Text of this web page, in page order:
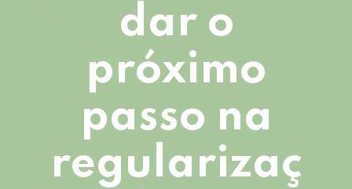
dar o
próximo
passo na
regularizaç